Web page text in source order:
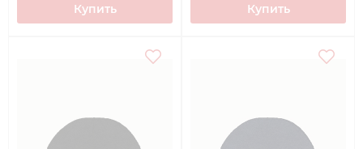
Купить Купить